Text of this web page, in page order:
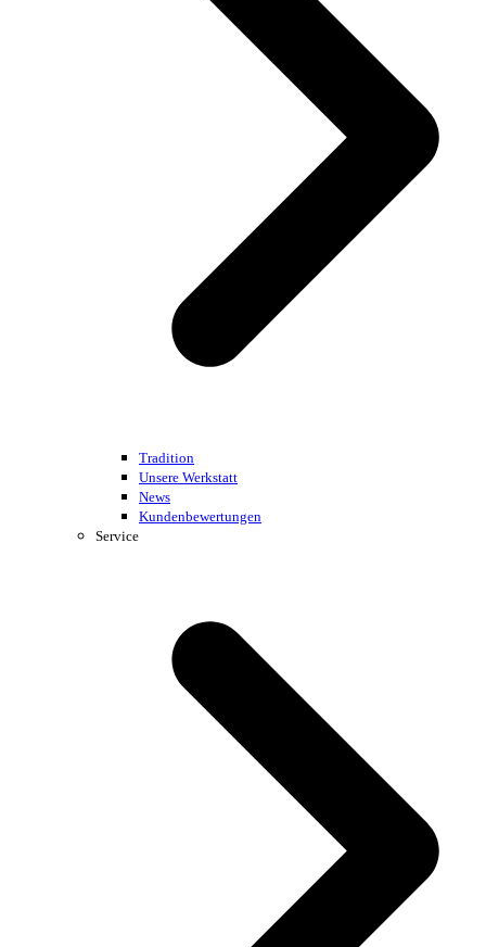
Tradition
Unsere Werkstatt
News
Kundenbewertungen
Service